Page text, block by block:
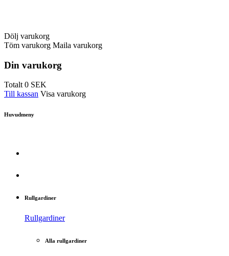
Dölj varukorg
Töm varukorg Maila varukorg
Din varukorg
Totalt0 SEK
Till kassan Visa varukorg
Huvudmeny
Rullgardiner
Rullgardiner
Alla rullgardiner